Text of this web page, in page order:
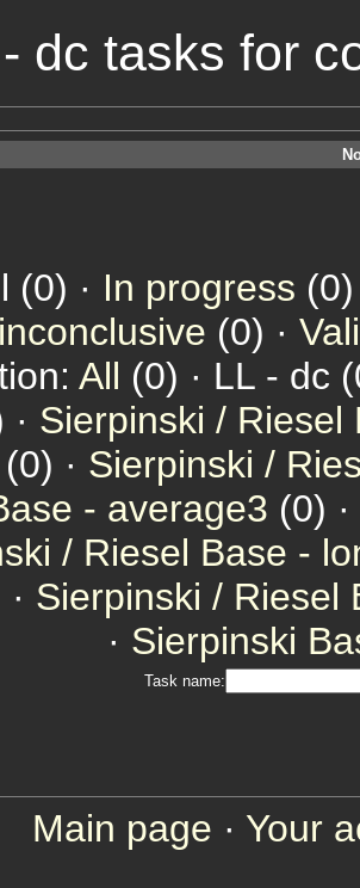
dc tasks for
(0) · In progress
inconclusive (0) ·
All (0) · LL - dc
Sierpinski / Riesel
(0) · Sierpinski /
- average3 (0) ·
/ Riesel Base -
Sierpinski / Riesel
· Sierpinski
Task name:
Main page · Your